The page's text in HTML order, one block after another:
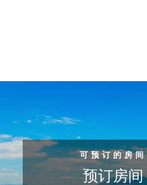
可预订的房间
预订房间